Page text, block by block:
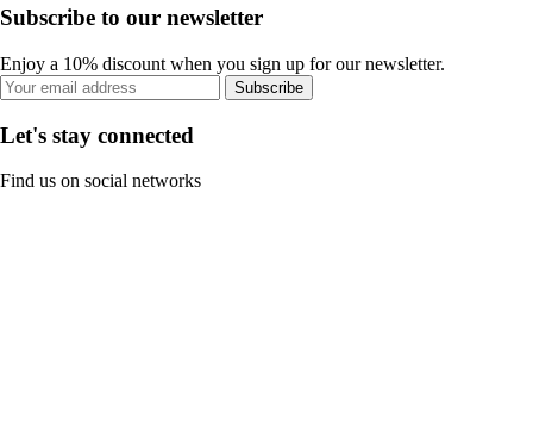
Subscribe to our newsletter
Enjoy a 10% discount when you sign up for our newsletter.
Subscribe
Let's stay connected
Find us on social networks